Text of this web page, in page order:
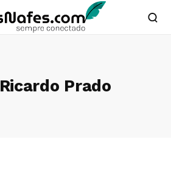
Ricardo Prado